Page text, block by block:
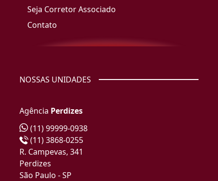
Seja Corretor Associado
Contato
NOSSAS UNIDADES
Agência Perdizes
(11) 99999-0938
(11) 3868-0255
R. Campevas, 341
Perdizes
São Paulo - SP